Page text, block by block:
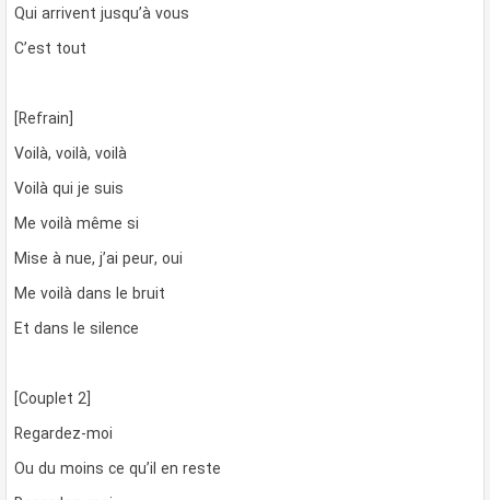
Qui arrivent jusqu’à vous
C’est tout
[Refrain]
Voilà, voilà, voilà
Voilà qui je suis
Me voilà même si
Mise à nue, j’ai peur, oui
Me voilà dans le bruit
Et dans le silence
[Couplet 2]
Regardez-moi
Ou du moins ce qu’il en reste